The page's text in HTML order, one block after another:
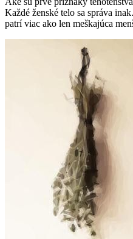
Každé ženské telo sa správa
patrí viac ako len meškajúca